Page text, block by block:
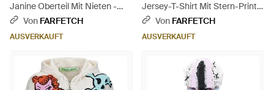
Janine Oberteil Mit Nieten -
PinkVon FARFETCH
AUSVERKAUFT
Jersey-T-Shirt Mit Stern-Print -
WeißVon FARFETCH
AUSVERKAUFT